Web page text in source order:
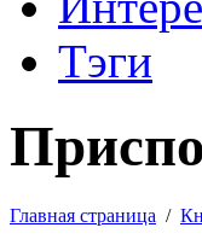
Тэги
Главная страница /